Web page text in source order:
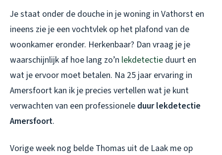
Je staat onder de douche in je woning in Vathorst en
ineens zie je een vochtvlek op het plafond van de
woonkamer eronder. Herkenbaar? Dan vraag je je
waarschijnlijk af hoe lang zo’n lekdetectie duurt en
wat je ervoor moet betalen. Na 25 jaar ervaring in
Amersfoort kan ik je precies vertellen wat je kunt
verwachten van een professionele duur lekdetectie
Amersfoort.
Vorige week nog belde Thomas uit de Laak me op